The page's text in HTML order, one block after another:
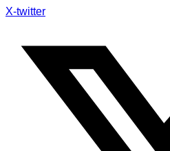
X-twitter